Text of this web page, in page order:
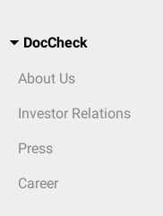
DocCheck
About Us
Investor Relations
Press
Career